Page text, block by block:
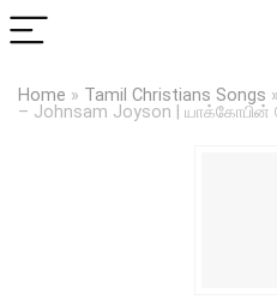
Home » Tamil Christians Songs »
– Johnsam Joyson |